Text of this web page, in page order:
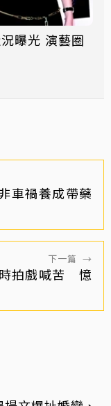
曝光 演藝圈
車禍養成帶藥
下一篇 →
拍戲喊苦 憶